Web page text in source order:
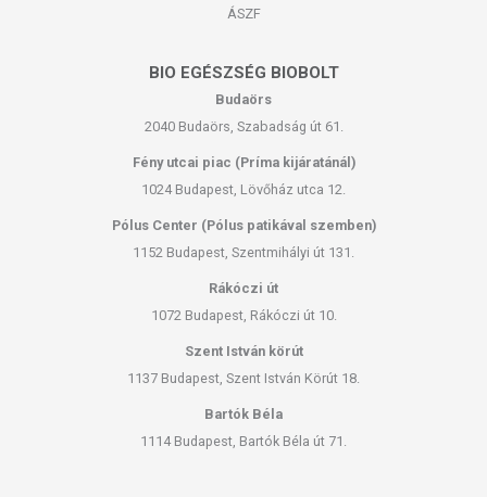
ÁSZF
BIO EGÉSZSÉG BIOBOLT
Budaörs
2040 Budaörs, Szabadság út 61.
Fény utcai piac (Príma kijáratánál)
1024 Budapest, Lövőház utca 12.
Pólus Center (Pólus patikával szemben)
1152 Budapest, Szentmihályi út 131.
Rákóczi út
1072 Budapest, Rákóczi út 10.
Szent István körút
1137 Budapest, Szent István Körút 18.
Bartók Béla
1114 Budapest, Bartók Béla út 71.